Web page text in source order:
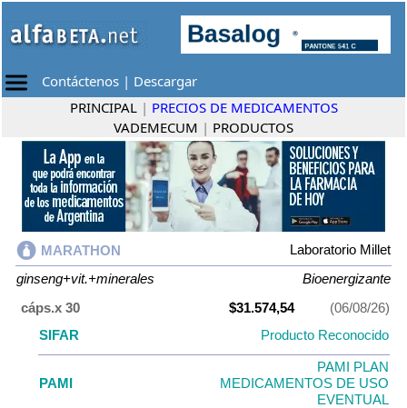
Contáctenos | Descargar
PRINCIPAL | PRECIOS DE MEDICAMENTOS
VADEMECUM | PRODUCTOS
MARATHON
Laboratorio Millet
ginseng+vit.+minerales
Bioenergizante
cáps.x 30
$31.574,54
(06/08/26)
SIFAR
Producto Reconocido
PAMI
PAMI PLAN
MEDICAMENTOS DE USO
EVENTUAL